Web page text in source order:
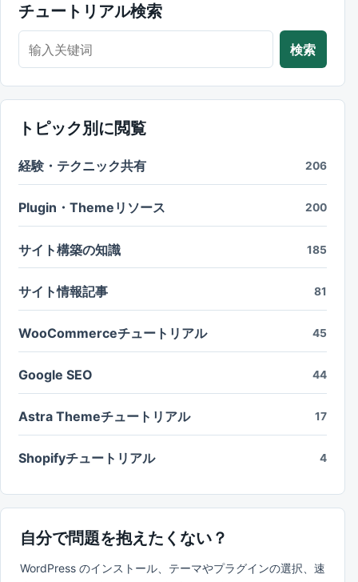
チュートリアル検索
チュートリアル検索
検索
トピック別に閲覧
経験・テクニック共有 206
Plugin・Themeリソース 200
サイト構築の知識 185
サイト情報記事 81
WooCommerceチュートリアル 45
Google SEO 44
Astra Themeチュートリアル 17
Shopifyチュートリアル 4
自分で問題を抱えたくない？
WordPress のインストール、テーマやプラグインの選択、速